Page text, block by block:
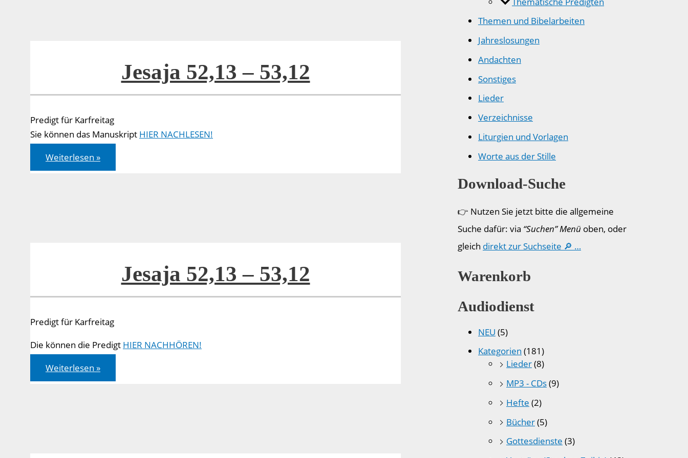
Jesaja 52,13 – 53,12
Predigt für Karfreitag
Sie können das Manuskript HIER NACHLESEN!
Jesaja
52,13
–
Weiterlesen »
Jesaja 52,13 – 53,12
Predigt für Karfreitag
Die können die Predigt HIER NACHHÖREN!
Jesaja
52,13
–
Weiterlesen »
Themen und Bibelarbeiten
Jahreslosungen
Andachten
Sonstiges
Lieder
Verzeichnisse
Liturgien und Vorlagen
Worte aus der Stille
Download-Suche
👉 Nutzen Sie jetzt bitte die allgemeine
Suche dafür: via “Suchen” Menü oben, oder
gleich direkt zur Suchseite 🔎 …
Warenkorb
Audiodienst
NEU (5)
Kategorien (181)
Lieder(8)
MP3 - CDs(9)
Hefte (2)
Bücher(5)
Gottesdienste (3)